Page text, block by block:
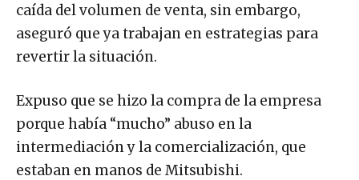
caída del volumen de venta, sin embargo,
aseguró que ya trabajan en estrategias para
revertir la situación.
Expuso que se hizo la compra de la empresa
porque había “mucho” abuso en la
intermediación y la comercialización, que
estaban en manos de Mitsubishi.